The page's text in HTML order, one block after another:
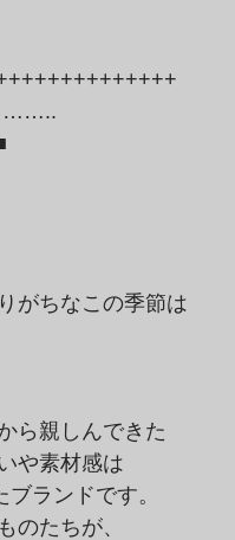
がちなこの季節は
ら親しんできた
や素材感は
ランドです。
のたちが、